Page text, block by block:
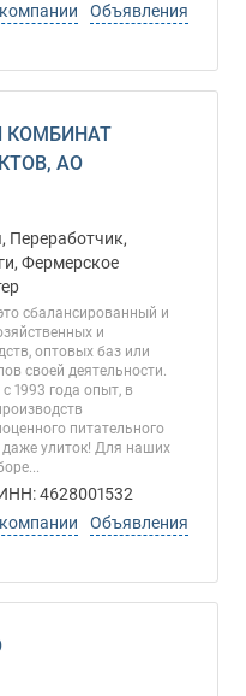
Объявления
КОМБИНАТ
АО
Переработчик,
Фермерское
сбалансированный и
и
оптовых баз или
своей деятельности.
1993 года опыт, в
питательного
улиток! Для наших
4628001532
Объявления